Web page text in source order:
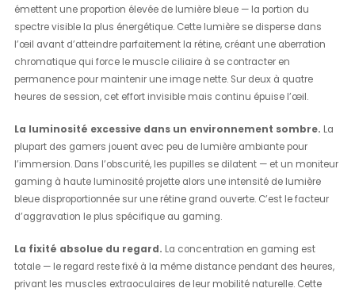
émettent une proportion élevée de lumière bleue — la portion du
spectre visible la plus énergétique. Cette lumière se disperse dans
l’œil avant d’atteindre parfaitement la rétine, créant une aberration
chromatique qui force le muscle ciliaire à se contracter en
permanence pour maintenir une image nette. Sur deux à quatre
heures de session, cet effort invisible mais continu épuise l’œil.
La luminosité excessive dans un environnement sombre. La
plupart des gamers jouent avec peu de lumière ambiante pour
l’immersion. Dans l’obscurité, les pupilles se dilatent — et un moniteur
gaming à haute luminosité projette alors une intensité de lumière
bleue disproportionnée sur une rétine grand ouverte. C’est le facteur
d’aggravation le plus spécifique au gaming.
La fixité absolue du regard. La concentration en gaming est
totale — le regard reste fixé à la même distance pendant des heures,
privant les muscles extraoculaires de leur mobilité naturelle. Cette